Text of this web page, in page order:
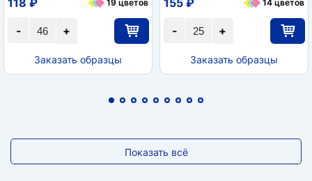
+
-
19 цветов
Заказать образцы
+
-
14 цветов
Заказать образцы
Показать всё